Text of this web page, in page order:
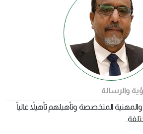
والرسالة
والمهنية المتخصصة وتأهيلهم تأهيلاً عالياً